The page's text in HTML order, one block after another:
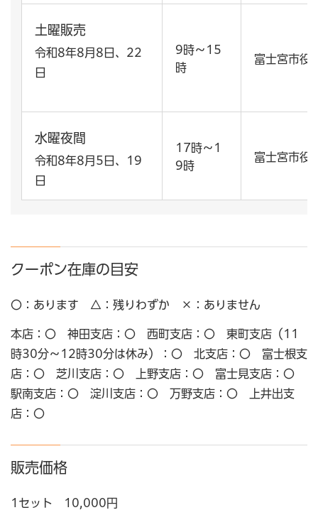
土曜販売
令和8年8月8日、22
日
9時～15
時
富士宮市役
水曜夜間
令和8年8月5日、19
日
17時～1
9時
富士宮市役
クーポン在庫の目安
〇：あります △：残りわずか ×：ありません
本店：〇 神田支店：〇 西町支店：〇 東町支店（11
時30分～12時30分は休み）：〇 北支店：〇 富士根支
店：〇 芝川支店：〇 上野支店：〇 富士見支店：〇
駅南支店：〇 淀川支店：〇 万野支店：〇 上井出支
店：〇
販売価格
1セット 10,000円